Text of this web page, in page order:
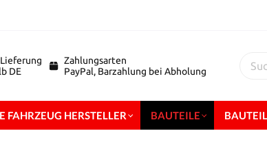
DE
Zahlungsarten
PayPal, Barzahlung bei Abholung
FAHRZEUG HERSTELLER BAUTEILE